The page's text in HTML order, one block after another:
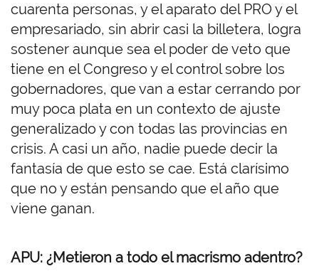
cuarenta personas, y el aparato del PRO y el
empresariado, sin abrir casi la billetera, logra
sostener aunque sea el poder de veto que
tiene en el Congreso y el control sobre los
gobernadores, que van a estar cerrando por
muy poca plata en un contexto de ajuste
generalizado y con todas las provincias en
crisis. A casi un año, nadie puede decir la
fantasía de que esto se cae. Está clarísimo
que no y están pensando que el año que
viene ganan.
APU: ¿Metieron a todo el macrismo adentro?